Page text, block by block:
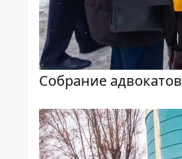
Собрание адвокатов